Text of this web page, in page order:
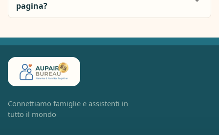
pagina?
Connettiamo famiglie e assistenti in
tutto il mondo